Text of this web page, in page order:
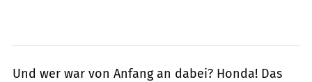
Und wer war von Anfang an dabei? Honda! Das